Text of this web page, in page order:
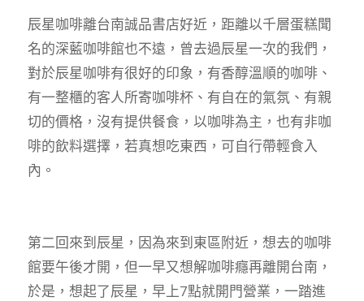
辰星咖啡離台南誠品書店好近，距離以千層蛋糕聞
名的深藍咖啡館也不遠，曾去過辰星一次的我們，
對於辰星咖啡有很好的印象，有香醇溫順的咖啡、
有一整櫃的客人所寄咖啡杯、有自在的氣氛、有親
切的價格，沒有提供餐食，以咖啡為主，也有非咖
啡的飲料選擇，若真想吃東西，可自行帶輕食入
內。
第二回來到辰星，因為來到東區附近，想去的咖啡
館要午後才開，但一早又想解咖啡癮再離開台南，
於是，想起了辰星，早上7點就開門營業，一踏進